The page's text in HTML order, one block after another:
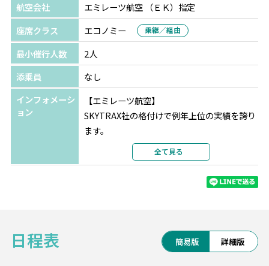
ドバイ ホテル リビエラ ★★★★
選択条件
指定
部屋タイプ
ツインまたはダブル
利用形態
部屋カテゴリ
航空会社
エミレーツ航空 （ＥＫ）指定
座席クラス
エコノミー 乗継／経由
最小催行人数
2人
添乗員
なし
インフォメーシ
ョン
【エミレーツ航空】
SKYTRAX社の格付けで例年上位の実績を誇り
ます。
最新の機材・設備、厳選された機内食、
充実の機内エンターテインメントをお楽しみ
※航空会社の事情により予告なく変更となる
《『4ッ星』ウィーン/メルキュール ウィーン
全て見る
日程表 簡易版 詳細版